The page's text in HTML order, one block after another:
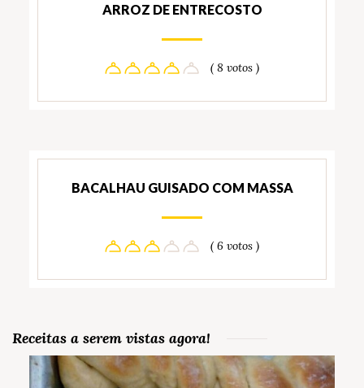
ARROZ DE ENTRECOSTO
( 8 votos )
BACALHAU GUISADO COM MASSA
( 6 votos )
Receitas a serem vistas agora!